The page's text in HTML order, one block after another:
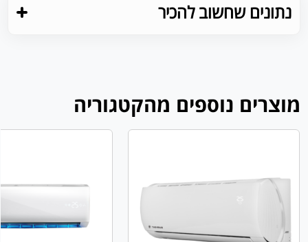
נתונים שחשוב להכיר
מוצרים נוספים מהקטגוריה